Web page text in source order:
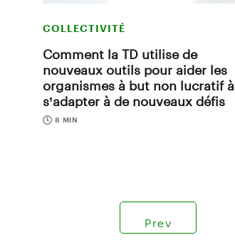
COLLECTIVITÉ
Comment la TD utilise de
nouveaux outils pour aider les
organismes à but non lucratif à
s’adapter à de nouveaux défis
8 MIN
Prev